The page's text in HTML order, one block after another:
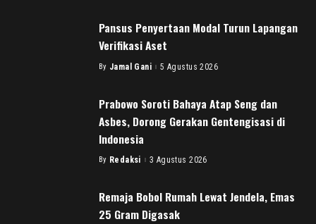
Pansus Penyertaan Modal Turun Lapangan
Verifikasi Aset
Posted
By Jamal Gani 5 Agustus 2026
Prabowo Soroti Bahaya Atap Seng dan
Asbes, Dorong Gerakan Gentengisasi di
Indonesia
Posted
By Redaksi 3 Agustus 2026
Remaja Bobol Rumah Lewat Jendela, Emas
25 Gram Digasak